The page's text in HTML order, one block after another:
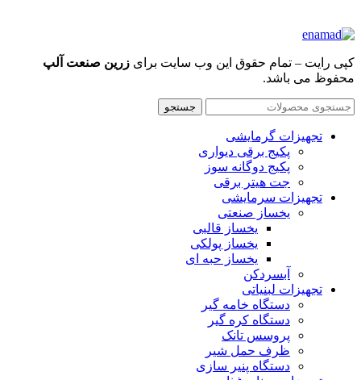
کپی رایت – تمام حقوق این وب سایت برای زرین صنعت آلپ
محفوظ می باشد.
جستجو
تجهیزات گرمایشی
پکیج برقی دیواری
پکیج دوگانه سوز
جت هیتر برقی
تجهیزات سرمایشی
یخساز صنعتی
یخساز قالبی
یخساز پولکی
یخساز حبه ای
آبسردکن
تجهیزات لبنیاتی
دستگاه خامه گیر
دستگاه کره گیر
پروسس تانک
ظرف حمل شیر
دستگاه پنیر سازی